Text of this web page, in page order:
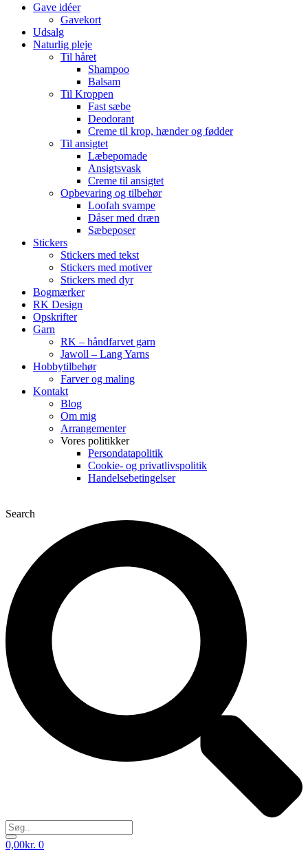
Gave idéer
Gavekort
Udsalg
Naturlig pleje
Til håret
Shampoo
Balsam
Til Kroppen
Fast sæbe
Deodorant
Creme til krop, hænder og fødder
Til ansigtet
Læbepomade
Ansigtsvask
Creme til ansigtet
Opbevaring og tilbehør
Loofah svampe
Dåser med dræn
Sæbeposer
Stickers
Stickers med tekst
Stickers med motiver
Stickers med dyr
Bogmærker
RK Design
Opskrifter
Garn
RK – håndfarvet garn
Jawoll – Lang Yarns
Hobbytilbehør
Farver og maling
Kontakt
Blog
Om mig
Arrangementer
Vores politikker
Persondatapolitik
Cookie- og privatlivspolitik
Handelsebetingelser
Search
0,00kr. 0